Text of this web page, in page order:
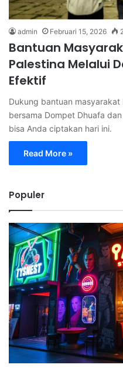
admin Februari 15, 2026
Bantuan
Palestina Melalui
Efektif
Dukung bantuan masyarakat
bersama Dompet Dhuafa
bisa Anda ciptakan hari ini.
Read More »
Populer